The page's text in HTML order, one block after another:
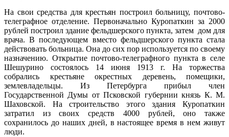
На свои средства для крестьян построил больницу, почтово-
телеграфное отделение. Первоначально Куропаткин за 2000
рублей построил здание фельдшерского пункта, затем дом для
врача. В последующем вместо фельдшерского пункта стала
действовать больница. Она до сих пор используется по своему
назначению. Открытие почтово-телеграфного пункта в селе
Шешурино состоялось 14 июня 1913 г. На торжества
собрались крестьяне окрестных деревень, помещики,
землевладельцы. Из Петербурга прибыл член
Государственной Думы от Псковской губернии князь К. М.
Шаховской. На строительство этого здания Куропаткин
затратил из своих средств 4000 рублей, оно также
сохранилось до наших дней, в настоящее время в нем живут
люди.